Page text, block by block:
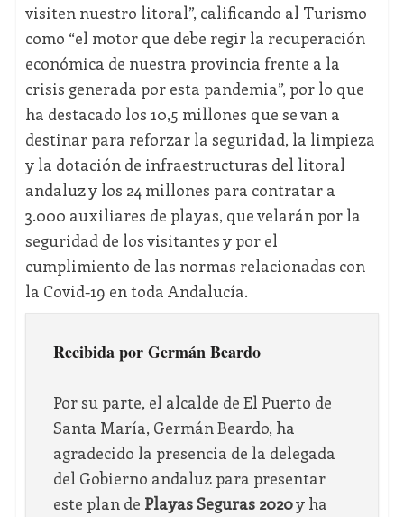
visiten nuestro litoral”, calificando al Turismo
como “el motor que debe regir la recuperación
económica de nuestra provincia frente a la
crisis generada por esta pandemia”, por lo que
ha destacado los 10,5 millones que se van a
destinar para reforzar la seguridad, la limpieza
y la dotación de infraestructuras del litoral
andaluz y los 24 millones para contratar a
3.000 auxiliares de playas, que velarán por la
seguridad de los visitantes y por el
cumplimiento de las normas relacionadas con
la Covid-19 en toda Andalucía.
Recibida por Germán Beardo
Por su parte, el alcalde de El Puerto de
Santa María, Germán Beardo, ha
agradecido la presencia de la delegada
del Gobierno andaluz para presentar
este plan de Playas Seguras 2020y ha